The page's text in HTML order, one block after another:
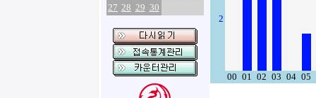
27 28 29 30
2
00 01 02 03 04 05